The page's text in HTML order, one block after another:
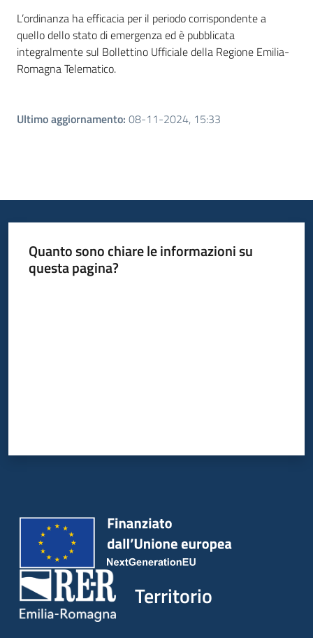
L’ordinanza ha efficacia per il periodo corrispondente a
quello dello stato di emergenza ed è pubblicata
integralmente sul Bollettino Ufficiale della Regione Emilia-
Romagna Telematico.
Ultimo aggiornamento: 08-11-2024, 15:33
Quanto sono chiare le informazioni su
questa pagina?
Territorio